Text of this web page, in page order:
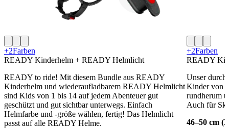
+2Farben
READY Kinderhelm + READY Helmlicht
READY to ride! Mit diesem Bundle aus READY
Kinderhelm und wiederaufladbarem READY Helmlicht
sind Kids von 1 bis 14 auf jedem Abenteuer gut
geschützt und gut sichtbar unterwegs. Einfach
Helmfarbe und -größe wählen, fertig! Das Helmlicht
passt auf alle READY Helme.
+2Farben
READY
Unser
Kinder von
rundherum
Auch für
46–50 cm